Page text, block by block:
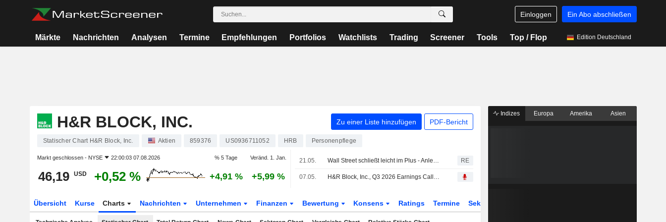
Einloggen Ein Abo abschließen
Märkte Nachrichten Analysen Termine Empfehlungen Portfolios Watchlists Trading Screener Tools Top / Flop Edition Deutschland
H&R BLOCK, INC. Zu einer Liste hinzufügen PDF-Bericht
Statischer Chart H&R Block, Inc. Aktien 859376 US0936711052 HRB Personenpflege
Markt geschlossen - NYSE 22:00:03 07.08.2026 % 5 Tage Veränd. 1. Jan.
46,19 USD +0,52 % +4,91 % +5,99 %
21.05. Wall Street schließt leicht im Plus - Anleger setzen auf Friedenshoffnungen im Nahen Osten RE
07.05. H&R Block, Inc., Q3 2026 Earnings Call, May 06, 2026
Übersicht Kurse Charts Nachrichten Unternehmen Finanzen Bewertung Konsens Ratings Termine Sektor
Indizes Europa Amerika Asien